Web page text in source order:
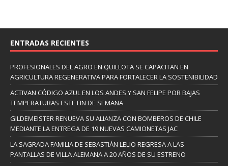
ENTRADAS RECIENTES
PROFESIONALES DEL AGRO EN QUILLOTA SE CAPACITAN EN
AGRICULTURA REGENERATIVA PARA FORTALECER LA SOSTENIBILIDAD
ACTIVAN CÓDIGO AZUL EN LOS ANDES Y SAN FELIPE POR BAJAS
TEMPERATURAS ESTE FIN DE SEMANA
GILDEMEISTER RENUEVA SU ALIANZA CON BOMBEROS DE CHILE
MEDIANTE LA ENTREGA DE 19 NUEVAS CAMIONETAS JAC
LA SAGRADA FAMILIA DE SEBASTIÁN LELIO REGRESA A LAS
PANTALLAS DE VILLA ALEMANA A 20 AÑOS DE SU ESTRENO